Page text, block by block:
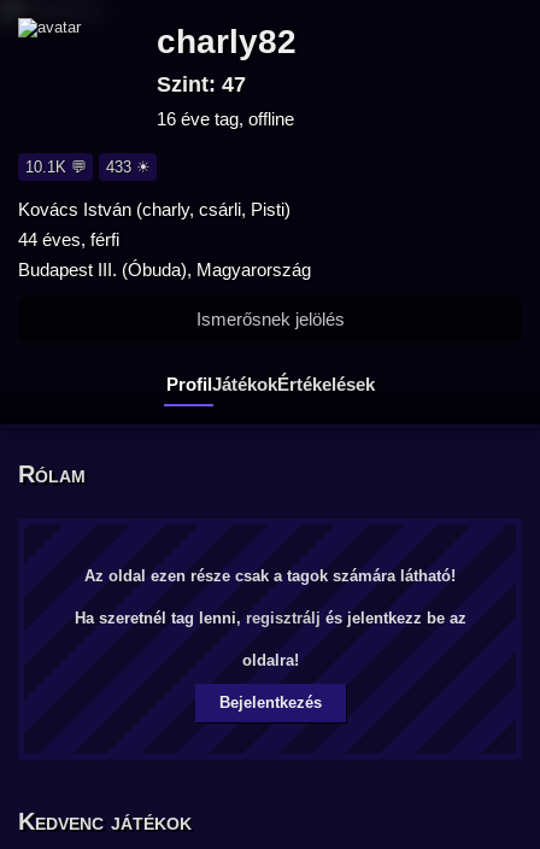
charly82
Szint: 47
16 éve tag, offline
10.1K 💬 433 ☀
Kovács István (charly, csárli, Pisti)
44 éves, férfi
Budapest III. (Óbuda), Magyarország
ProfilJátékokÉrtékelések
Ismerősnek jelölés
Rólam
Az oldal ezen része csak a tagok számára látható!
Ha szeretnél tag lenni, regisztrálj és jelentkezz be az
oldalra!
Bejelentkezés
Kedvenc játékok